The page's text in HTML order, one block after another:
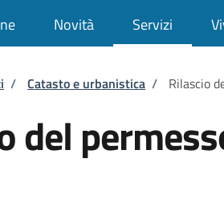
Novità Servizi
di pane
/ Catasto e urbanistica / Rilascio
del